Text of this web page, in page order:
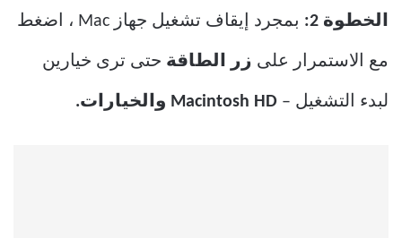
الخطوة 2: بمجرد إيقاف تشغيل جهاز Mac ، اضغط
مع الاستمرار على زر الطاقة حتى ترى خيارين
لبدء التشغيل – Macintosh HD والخيارات.